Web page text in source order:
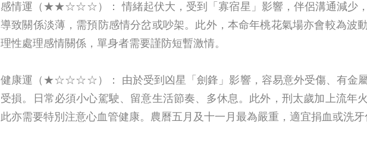
感情運（★★☆☆☆）： 情緒起伏大，受到「寡宿星」影響，伴侶溝通減少
導致關係淡薄，需預防感情分岔或吵架。此外，本命年桃花氣場亦會較為波
理性處理感情關係，單身者需要謹防短暫激情。
健康運（★☆☆☆☆）： 由於受到凶星「劍鋒」影響，容易意外受傷、有金
受損。日常必須小心駕駛、留意生活節奏、多休息。此外，刑太歲加上流年
此亦需要特別注意心血管健康。農曆五月及十一月最為嚴重，適宜捐血或洗牙